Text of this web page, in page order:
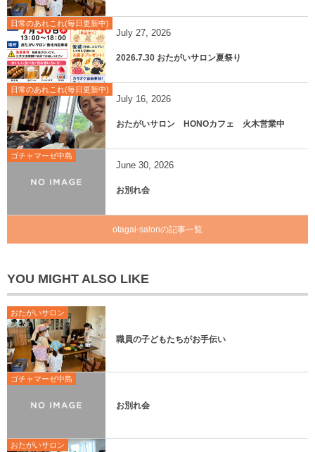
日常のあれこれ(毎日更新中)
July 27, 2026
2026.7.30 おたがいサロン夏祭り
日常のあれこれ(毎日更新中)
July 16, 2026
おたがいサロン HONOカフェ 火木営業中
ゴチャマーゼ中島
June 30, 2026
お別れ会
otagai-salonの記事一覧
YOU MIGHT ALSO LIKE
おたがいサロン
職員の子どもたちがお手伝い
ゴチャマーゼ中島
お別れ会
おたがいサロン